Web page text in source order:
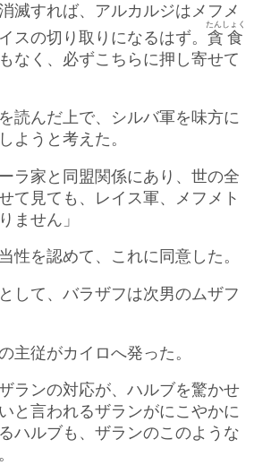
滅すれば、アルカルジはメフメ
スの切り取りになるはず。 貪食
たんしょく
なく、必ずこちらに押し寄せて
読んだ上で、シルバ軍を味方に
ようと考えた。
ラ家と同盟関係にあり、世の全
て見ても、レイス軍、メフメト
ません」
を認めて、これに同意した。
して、バラザフは次男のムザフ
従がカイロへ発った。
ランの対応が、ハルブを驚かせ
と言われるザランがにこやかに
ハルブも、ザランのこのような